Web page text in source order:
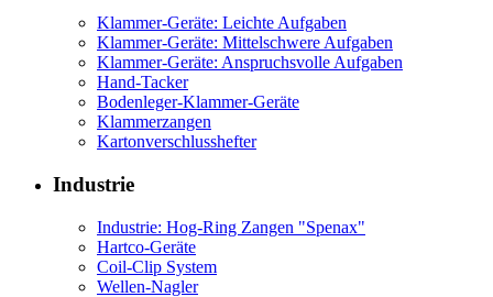
Klammer-Geräte: Leichte Aufgaben
Klammer-Geräte: Mittelschwere Aufgaben
Klammer-Geräte: Anspruchsvolle Aufgaben
Hand-Tacker
Bodenleger-Klammer-Geräte
Klammerzangen
Kartonverschlusshefter
Industrie
Industrie: Hog-Ring Zangen "Spenax"
Hartco-Geräte
Coil-Clip System
Wellen-Nagler